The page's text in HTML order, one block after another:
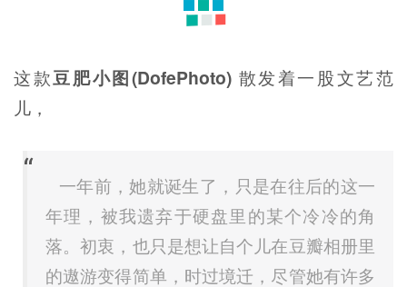
这款豆肥小图(DofePhoto) 散发着一股文艺范
儿，
一年前，她就诞生了，只是在往后的这一
年理，被我遗弃于硬盘里的某个冷冷的角
落。初衷，也只是想让自个儿在豆瓣相册里
的遨游变得简单，时过境迁，尽管她有许多